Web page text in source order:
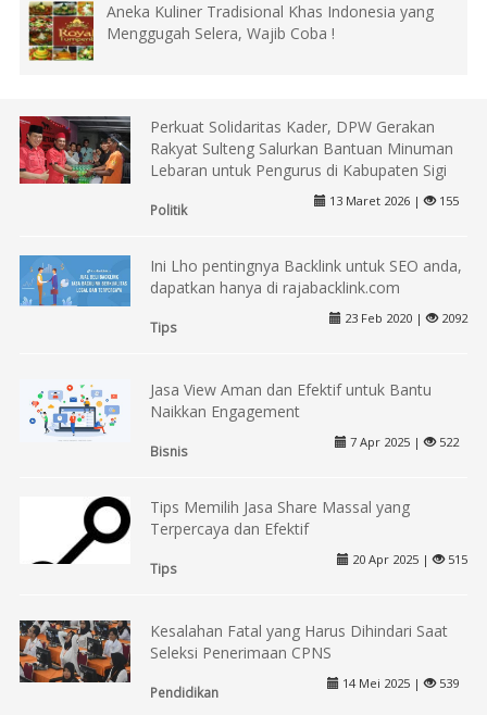
Aneka Kuliner Tradisional Khas Indonesia yang
Menggugah Selera, Wajib Coba !
Perkuat Solidaritas Kader, DPW Gerakan
Rakyat Sulteng Salurkan Bantuan Minuman
Lebaran untuk Pengurus di Kabupaten Sigi
Politik
13 Maret 2026 | 155
Ini Lho pentingnya Backlink untuk SEO anda,
dapatkan hanya di rajabacklink.com
Tips
23 Feb 2020 | 2092
Jasa View Aman dan Efektif untuk Bantu
Naikkan Engagement
Bisnis
7 Apr 2025 | 522
Tips Memilih Jasa Share Massal yang
Terpercaya dan Efektif
Tips
20 Apr 2025 | 515
Kesalahan Fatal yang Harus Dihindari Saat
Seleksi Penerimaan CPNS
Pendidikan
14 Mei 2025 | 539